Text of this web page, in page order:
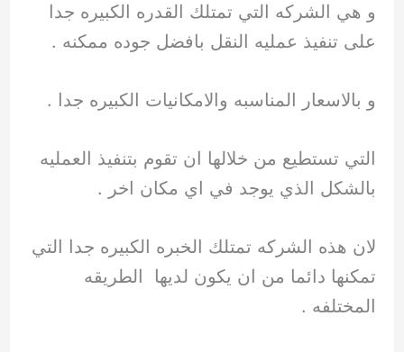
و هي الشركه التي تمتلك القدره الكبيره جدا
على تنفيذ عمليه النقل بافضل جوده ممكنه .
و بالاسعار المناسبه والامكانيات الكبيره جدا .
التي تستطيع من خلالها ان تقوم بتنفيذ العمليه
بالشكل الذي يوجد في اي مكان اخر .
لان هذه الشركه تمتلك الخبره الكبيره جدا التي
تمكنها دائما من ان يكون لديها الطريقه
المختلفه .